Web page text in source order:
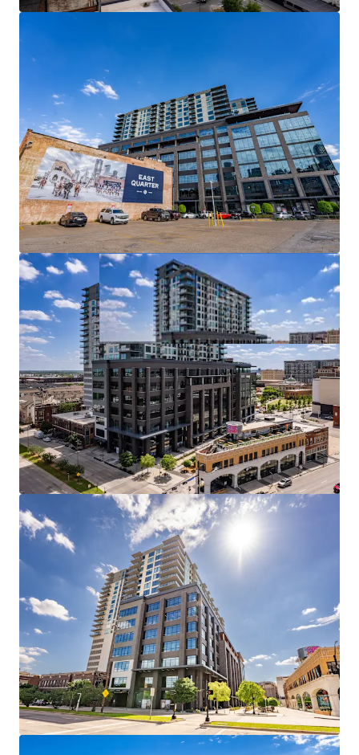
PREMIER MIXED-USE ASSET IN DALLAS’ EMERGING
BEST-IN-CLASS DEVELOPMENT WITH FULL
AMENITY SET
DYNAMIC, BUILT-IN AMENITY BASE